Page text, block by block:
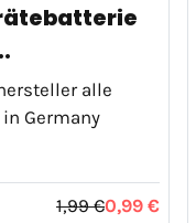
alle
Germany
1,99 €0,99 €